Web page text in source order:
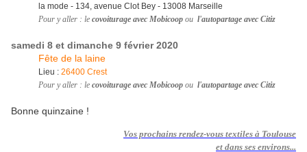
la mode - 134, avenue Clot Bey - 13008 Marseille
Pour y aller : le covoiturage avec Mobicoop ou l'autopartage avec Citiz
samedi 8 et dimanche 9 février 2020
Fête de la laine
Lieu : 26400 Crest
Pour y aller : le covoiturage avec Mobicoop ou l'autopartage avec Citiz
Bonne quinzaine !
Vos prochains rendez-vous textiles à Toulouse
et dans ses environs...